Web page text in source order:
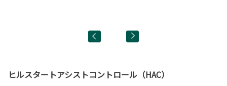
ヒルスタートアシストコントロール（HAC）